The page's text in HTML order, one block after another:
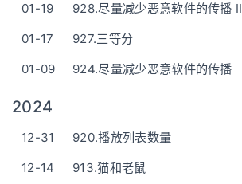
01-19
928.尽量减少恶意软件的传播 II
01-17
927.三等分
01-09
924.尽量减少恶意软件的传播
2024
12-31
920.播放列表数量
12-14
913.猫和老鼠